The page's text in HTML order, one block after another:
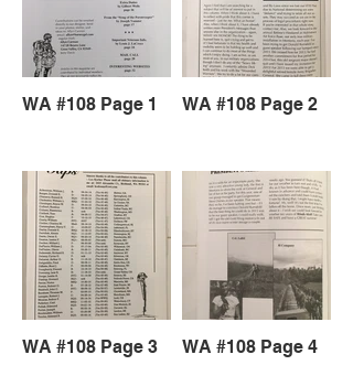
WA #108 Page 1 WA #108 Page 2
WA #108 Page 3 WA #108 Page 4